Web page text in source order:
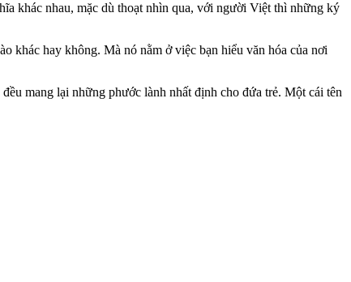
khác nhau, mặc dù thoạt nhìn qua, với người Việt thì những ký
khác hay không. Mà nó nằm ở việc bạn hiểu văn hóa của nơi
mang lại những phước lành nhất định cho đứa trẻ. Một cái tên